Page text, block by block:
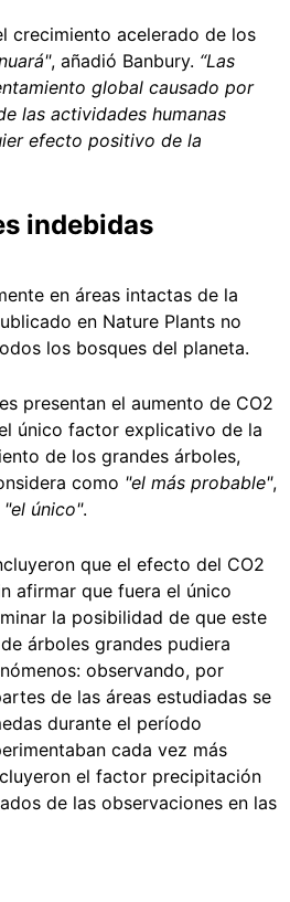
crecimiento acelerado de los
, añadió Banbury. “Las
global causado por
las actividades humanas
efecto positivo de la
indebidas
en áreas intactas de la
en Nature Plants no
los bosques del planeta.
presentan el aumento de CO2
único factor explicativo de la
de los grandes árboles,
como "el más probable",
"el único".
que el efecto del CO2
afirmar que fuera el único
la posibilidad de que este
árboles grandes pudiera
observando, por
de las áreas estudiadas se
durante el período
cada vez más
el factor precipitación
de las observaciones en las